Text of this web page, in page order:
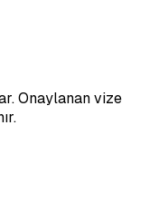
Onaylanan vize